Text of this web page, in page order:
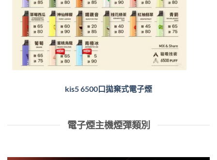
kis5 6500口拋棄式電子煙
電子煙主機煙彈類別